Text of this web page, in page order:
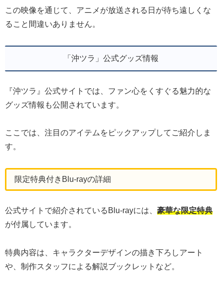
この映像を通じて、アニメが放送される日が待ち遠しくな
ること間違いありません。
「沖ツラ」公式グッズ情報
『沖ツラ』公式サイトでは、ファン心をくすぐる魅力的な
グッズ情報も公開されています。
ここでは、注目のアイテムをピックアップしてご紹介しま
す。
限定特典付きBlu-rayの詳細
公式サイトで紹介されているBlu-rayには、 豪華な限定特典
が付属しています。
特典内容は、キャラクターデザインの描き下ろしアート
や、制作スタッフによる解説ブックレットなど。